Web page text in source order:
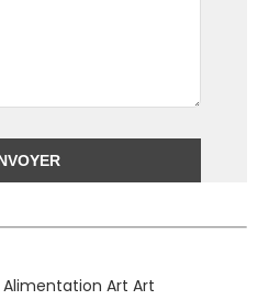
Alimentation Art Art